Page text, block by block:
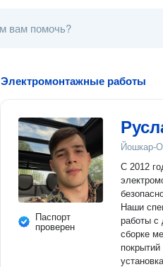
Электромонтажные работы
Паспорт
проверен
Йошкар-
С 2012
Наши
работы с
сборке